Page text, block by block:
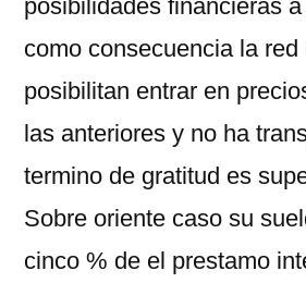
posibilidades financieras
como consecuencia la red
posibilitan entrar en
las anteriores y no ha
termino de gratitud es
Sobre oriente caso su
cinco % de el prestamo